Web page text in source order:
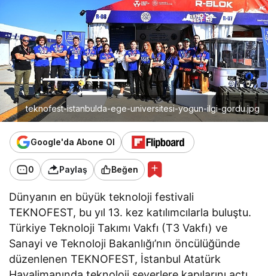
teknofest-istanbulda-ege-universitesi-yogun-ilgi-gordu.jpg
Google'da Abone Ol
0 Paylaş Beğen
Dünyanın en büyük teknoloji festivali
TEKNOFEST, bu yıl 13. kez katılımcılarla buluştu.
Türkiye Teknoloji Takımı Vakfı (T3 Vakfı) ve
Sanayi ve Teknoloji Bakanlığı’nın öncülüğünde
düzenlenen TEKNOFEST, İstanbul Atatürk